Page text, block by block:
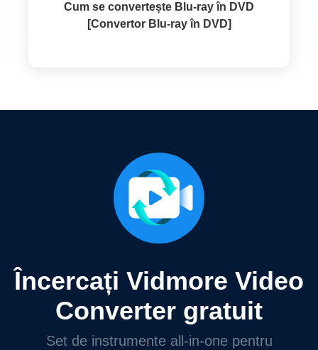
Cum se convertește Blu-ray în DVD
[Convertor Blu-ray în DVD]
Încercați Vidmore Video
Converter gratuit
Set de instrumente all-in-one pentru